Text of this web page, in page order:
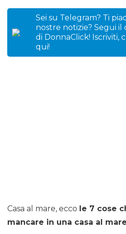
Sei su Telegram? Ti
nostre notizie? Segui il
di DonnaClick! Iscriviti,
qui!
Casa al mare, ecco le 7 cose
mancare in una casa al mare